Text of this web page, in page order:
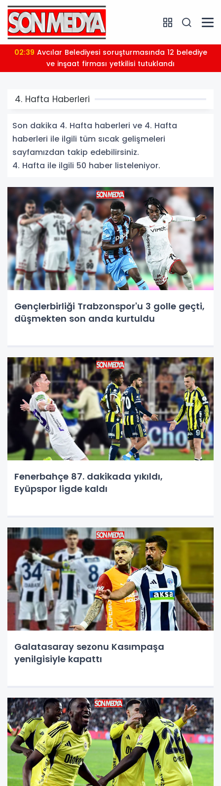
02:21AHBAP Derneği'ne yönetim kayyımı atandı: Tüm
faaliyetleri durduruldu
4. Hafta Haberleri
Son dakika 4. Hafta haberleri ve 4. Hafta
haberleri ile ilgili tüm sıcak gelişmeleri
sayfamızdan takip edebilirsiniz.
4. Hafta ile ilgili 50 haber listeleniyor.
Gençlerbirliği Trabzonspor'u 3 golle geçti,
düşmekten son anda kurtuldu
Fenerbahçe 87. dakikada yıkıldı,
Eyüpspor ligde kaldı
Galatasaray sezonu Kasımpaşa
yenilgisiyle kapattı